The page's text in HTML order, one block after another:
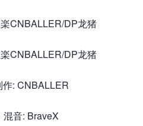
CNBALLER/DP龙猪
CNBALLER/DP龙猪
作: CNBALLER
混音: BraveX